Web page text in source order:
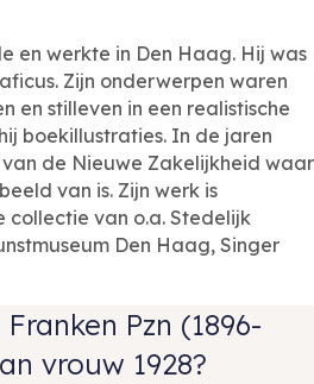
en werkte in Den Haag. Hij was
Zijn onderwerpen waren
en stilleven in een realistische
boekillustraties. In de jaren
de Nieuwe Zakelijkheid waar
van is. Zijn werk is
van o.a. Stedelijk
Den Haag, Singer
Pzn (1896-
vrouw 1928?